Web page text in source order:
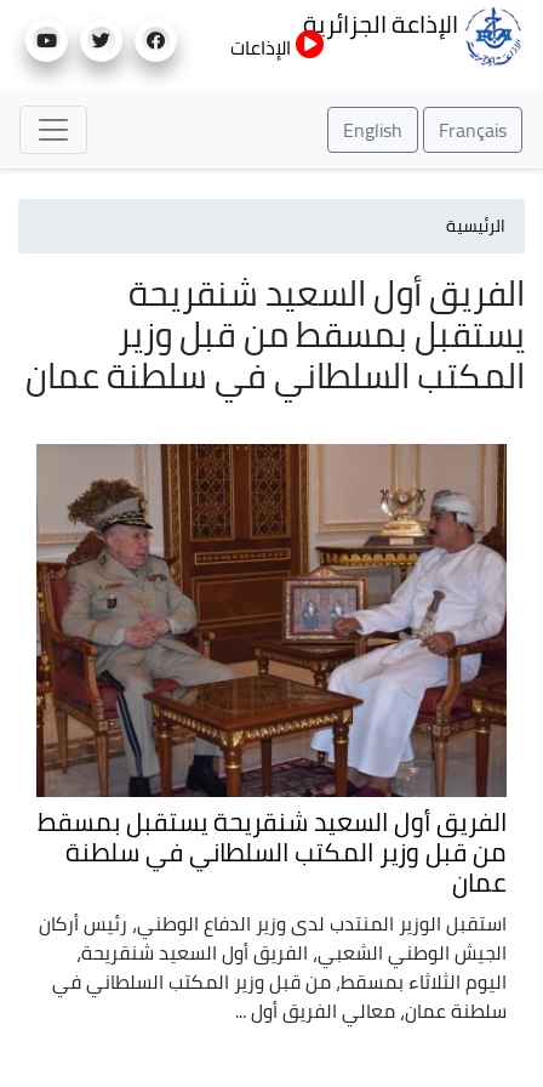
إلى
الإذاعة الجزائرية
الإذاعات
Français
English
الرئيسية
الفريق أول السعيد شنقريحة
يستقبل بمسقط من قبل وزير
المكتب السلطاني في سلطنة عمان
الفريق أول السعيد شنقريحة يستقبل بمسقط
من قبل وزير المكتب السلطاني في سلطنة
عمان
استقبل الوزير المنتدب لدى وزير الدفاع الوطني، رئيس أركان
الجيش الوطني الشعبي، الفريق أول السعيد شنقريحة،
اليوم الثلاثاء بمسقط، من قبل وزير المكتب السلطاني في
سلطنة عمان، معالي الفريق أول ...